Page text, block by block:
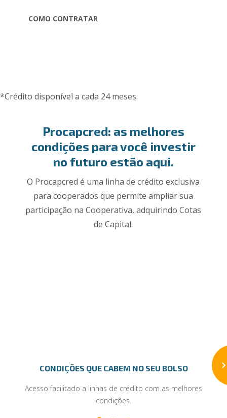
COMO CONTRATAR
*Crédito disponível a cada 24 meses.
Procapcred: as melhores
condições para você investir
no futuro estão aqui.
O Procapcred é uma linha de crédito exclusiva
para cooperados que permite ampliar sua
participação na Cooperativa, adquirindo Cotas
de Capital.
CONDIÇÕES QUE CABEM NO SEU BOLSO
Acesso facilitado a linhas de crédito com as melhores
condições.